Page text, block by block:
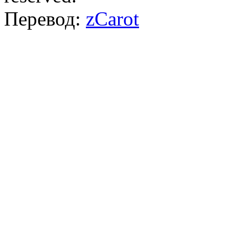
Перевод: zCarot